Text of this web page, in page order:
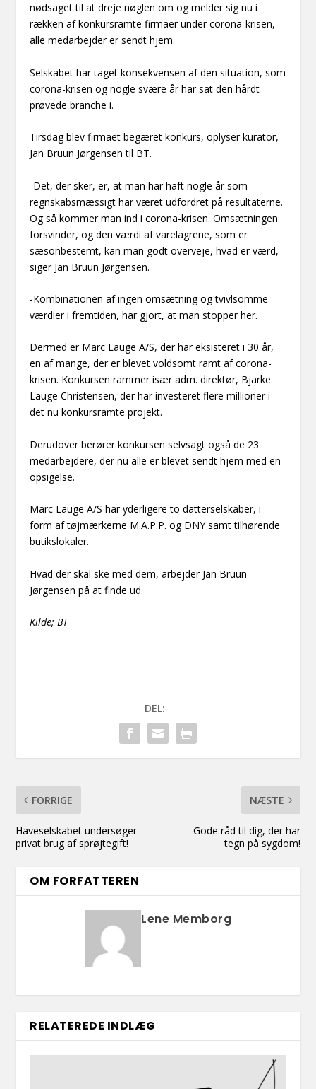
nødsaget til at dreje nøglen om og melder sig nu i
rækken af konkursramte firmaer under corona-krisen,
alle medarbejder er sendt hjem.
Selskabet har taget konsekvensen af den situation, som
corona-krisen og nogle svære år har sat den hårdt
prøvede branche i.
Tirsdag blev firmaet begæret konkurs, oplyser kurator,
Jan Bruun Jørgensen til BT.
-Det, der sker, er, at man har haft nogle år som
regnskabsmæssigt har været udfordret på resultaterne.
Og så kommer man ind i corona-krisen. Omsætningen
forsvinder, og den værdi af varelagrene, som er
sæsonbestemt, kan man godt overveje, hvad er værd,
siger Jan Bruun Jørgensen.
-Kombinationen af ingen omsætning og tvivlsomme
værdier i fremtiden, har gjort, at man stopper her.
Dermed er Marc Lauge A/S, der har eksisteret i 30 år,
en af mange, der er blevet voldsomt ramt af corona-
krisen. Konkursen rammer især adm. direktør, Bjarke
Lauge Christensen, der har investeret flere millioner i
det nu konkursramte projekt.
Derudover berører konkursen selvsagt også de 23
medarbejdere, der nu alle er blevet sendt hjem med en
opsigelse.
Marc Lauge A/S har yderligere to datterselskaber, i
form af tøjmærkerne M.A.P.P. og DNY samt tilhørende
butikslokaler.
Hvad der skal ske med dem, arbejder Jan Bruun
Jørgensen på at finde ud.
Kilde; BT
DEL:
FORRIGE
Haveselskabet undersøger
privat brug af sprøjtegift!
NÆSTE
Gode råd til dig, der har
tegn på sygdom!
OM FORFATTEREN
Lene Memborg
RELATEREDE INDLÆG